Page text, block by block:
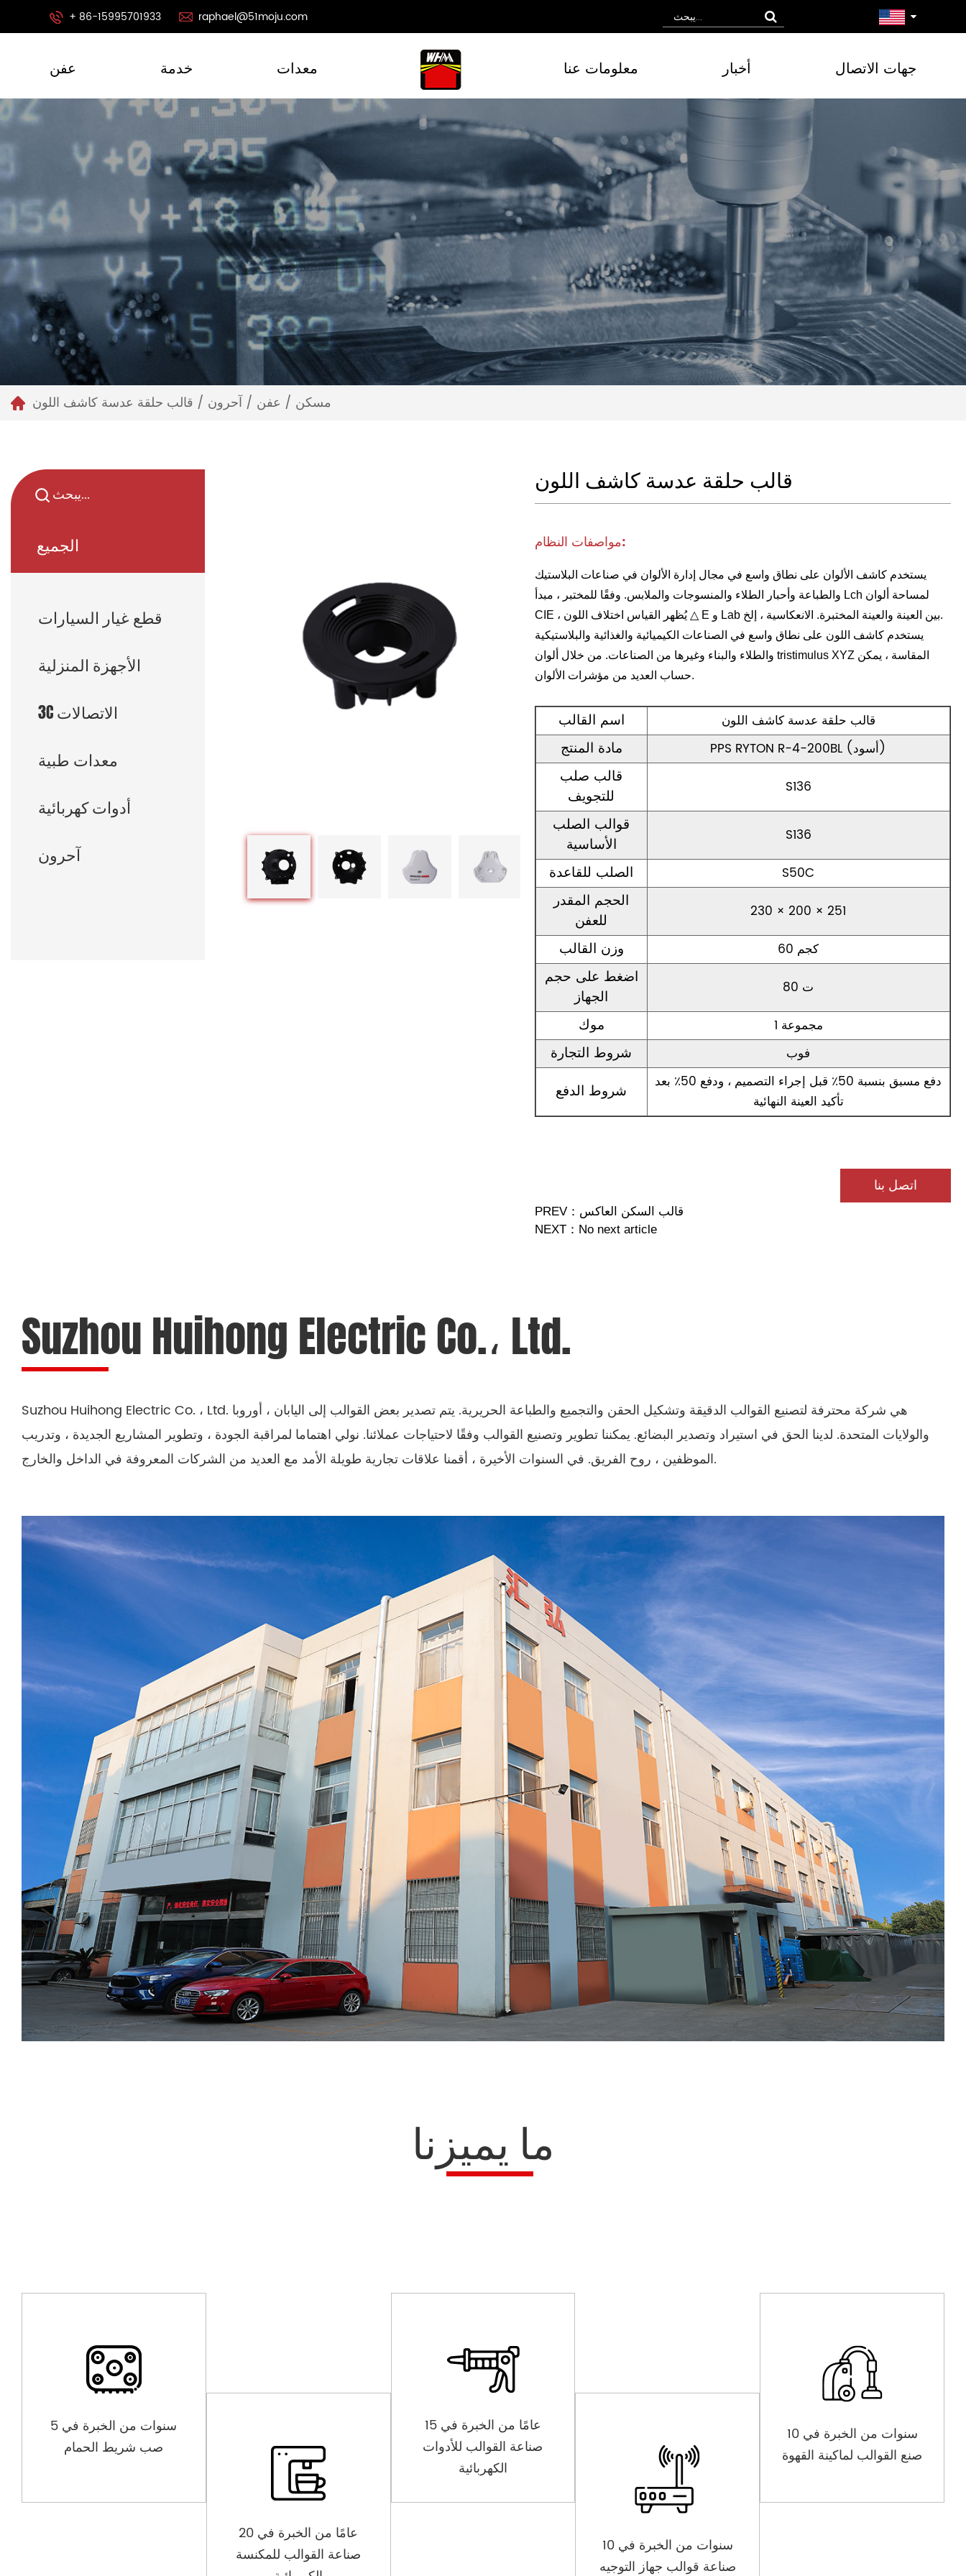
+ 86-15995701933 raphael@51moju.com
عفن خدمة معدات معلومات عنا أخبار جهات الاتصال
مسكن / عفن /آحرون / قالب حلقة عدسة كاشف اللون
الجميع
قطع غيار السيارات
الأجهزة المنزلية
3C الاتصالات
معدات طبية
أدوات كهربائية
آحرون
قالب حلقة عدسة كاشف اللون
مواصفات النظام:
يستخدم كاشف الألوان على نطاق واسع في مجال إدارة الألوان في صناعات البلاستيك
والطباعة وأحبار الطلاء والمنسوجات والملابس. وفقًا للمختبر ، مبدأ Lch لمساحة ألوان
CIE ، يُظهر القياس اختلاف اللون △ E و Lab بين العينة والعينة المختبرة. الانعكاسية ، إلخ.
يستخدم كاشف اللون على نطاق واسع في الصناعات الكيميائية والغذائية والبلاستيكية
والطلاء والبناء وغيرها من الصناعات. من خلال ألوان tristimulus XYZ المقاسة ، يمكن
حساب العديد من مؤشرات الألوان.
اسم القالب قالب حلقة عدسة كاشف اللون
مادة المنتج PPS RYTON R-4-200BL (أسود)
قالب صلب
للتجويف
S136
قوالب الصلب
الأساسية
S136
الصلب للقاعدة S50C
الحجم المقدر
للعفن
230 × 200 × 251
وزن القالب 60 كجم
اضغط على حجم
الجهاز
80 ت
موك 1 مجموعة
شروط التجارة فوب
شروط الدفع
دفع مسبق بنسبة 50٪ قبل إجراء التصميم ، ودفع 50٪ بعد
تأكيد العينة النهائية
اتصل بنا
PREV： قالب السكن العاكس
NEXT： No next article
Suzhou Huihong Electric Co.، Ltd.
Suzhou Huihong Electric Co. ، Ltd. هي شركة محترفة لتصنيع القوالب الدقيقة وتشكيل الحقن والتجميع والطباعة الحريرية. يتم تصدير بعض القوالب إلى اليابان ، أوروبا
والولايات المتحدة. لدينا الحق في استيراد وتصدير البضائع. يمكننا تطوير وتصنيع القوالب وفقًا لاحتياجات عملائنا. نولي اهتماما لمراقبة الجودة ، وتطوير المشاريع الجديدة ، وتدريب
الموظفين ، روح الفريق. في السنوات الأخيرة ، أقمنا علاقات تجارية طويلة الأمد مع العديد من الشركات المعروفة في الداخل والخارج.
ما يميزنا
5 سنوات من الخبرة في
صب شريط الحمام
20 عامًا من الخبرة في
صناعة القوالب للمكنسة
15 عامًا من الخبرة في
صناعة القوالب للأدوات
الكهربائية
10 سنوات من الخبرة في
صناعة قوالب جهاز التوجيه
10 سنوات من الخبرة في
صنع القوالب لماكينة القهوة